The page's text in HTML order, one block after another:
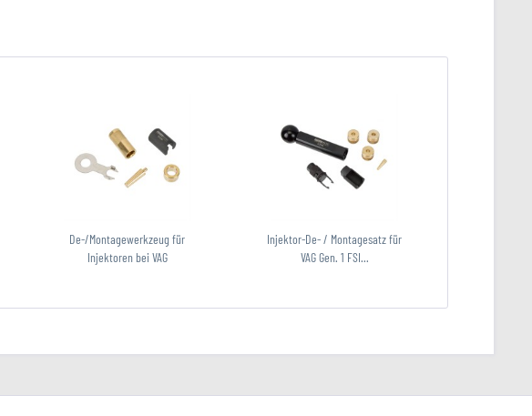
De-/Montagewerkzeug für
Injektoren bei VAG
Injektor-De- / Montagesatz für
VAG Gen. 1 FSI...